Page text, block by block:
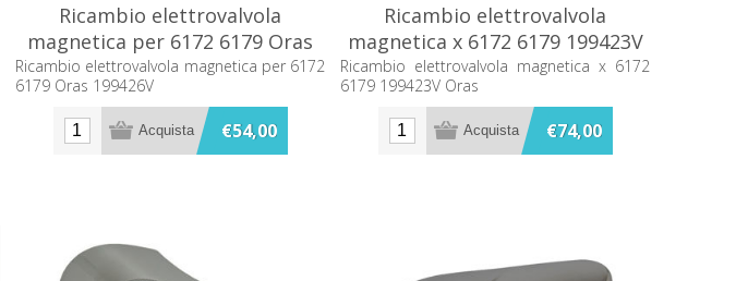
Ricambio elettrovalvola
magnetica per 6172 6179 Oras
199426V
Ricambio elettrovalvola magnetica per 6172
6179 Oras 199426V
€54,00
Ricambio elettrovalvola
magnetica x 6172 6179 199423V
Oras
Ricambio elettrovalvola magnetica x 6172
6179 199423V Oras
€74,00